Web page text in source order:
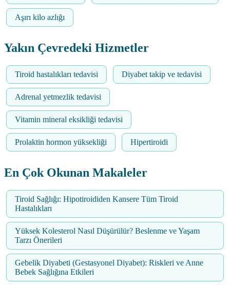
Aşırı kilo azlığı
Yakın Çevredeki Hizmetler
Tiroid hastalıkları tedavisi Diyabet takip ve tedavisi
Adrenal yetmezlik tedavisi
Vitamin mineral eksikliği tedavisi
Prolaktin hormon yüksekliği Hipertiroidi
En Çok Okunan Makaleler
Tiroid Sağlığı: Hipotiroididen Kansere Tüm Tiroid
Hastalıkları
Yüksek Kolesterol Nasıl Düşürülür? Beslenme ve Yaşam
Tarzı Önerileri
Gebelik Diyabeti (Gestasyonel Diyabet): Riskleri ve Anne
Bebek Sağlığına Etkileri